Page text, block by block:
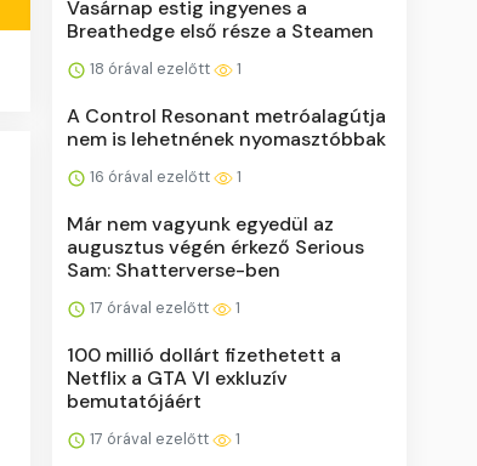
Vasárnap estig ingyenes a
Breathedge első része a Steamen
18 órával ezelőtt 1
A Control Resonant metróalagútja
nem is lehetnének nyomasztóbbak
16 órával ezelőtt 1
Már nem vagyunk egyedül az
augusztus végén érkező Serious
Sam: Shatterverse-ben
17 órával ezelőtt 1
100 millió dollárt fizethetett a
Netflix a GTA VI exkluzív
bemutatójáért
17 órával ezelőtt 1